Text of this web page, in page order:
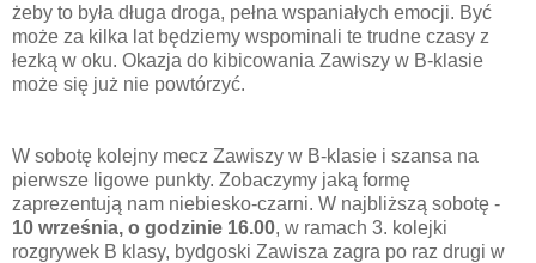
żeby to była długa droga, pełna wspaniałych emocji. Być
może za kilka lat będziemy wspominali te trudne czasy z
łezką w oku. Okazja do kibicowania Zawiszy w B-klasie
może się już nie powtórzyć.
W sobotę kolejny mecz Zawiszy w B-klasie i szansa na
pierwsze ligowe punkty. Zobaczymy jaką formę
zaprezentują nam niebiesko-czarni. W najbliższą sobotę -
10 września, o godzinie 16.00, w ramach 3. kolejki
rozgrywek B klasy, bydgoski Zawisza zagra po raz drugi w